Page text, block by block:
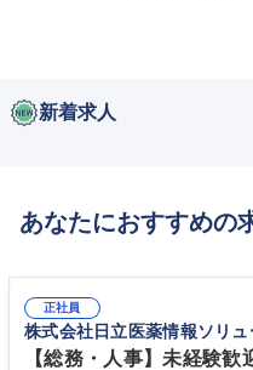
新着求人
あなたにおすすめの
正社員
株式会社日立医薬情報ソリ
【総務・人事】未経験